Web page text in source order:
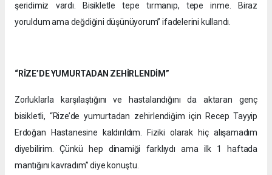
şeridimiz vardı. Bisikletle tepe tırmanıp, tepe inme. Biraz
yoruldum ama değdiğini düşünüyorum” ifadelerini kullandı.
“RİZE’DE YUMURTADAN ZEHİRLENDİM”
Zorluklarla karşılaştığını ve hastalandığını da aktaran genç
bisikletli, “Rize’de yumurtadan zehirlendiğim için Recep Tayyip
Erdoğan Hastanesine kaldırıldım. Fiziki olarak hiç alışamadım
diyebilirim. Çünkü hep dinamiği farklıydı ama ilk 1 haftada
mantığını kavradım” diye konuştu.